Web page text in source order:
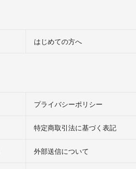
はじめての方へ
プライバシーポリシー
特定商取引法に基づく表記
外部送信について